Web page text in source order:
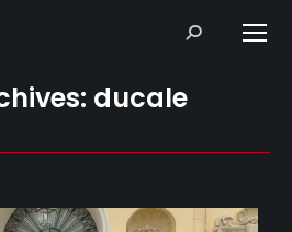
Search:
ducale